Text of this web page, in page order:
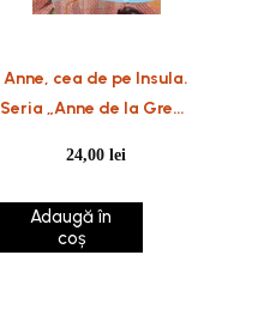
Anne, cea de pe Insula.
Seria „Anne de la Green
24,00lei
Adaugă în
coș